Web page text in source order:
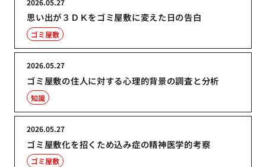
思い出が３ＤＫをゴミ屋敷に変えた日の告白
ゴミ屋敷
ゴミ屋敷の住人に対する心理的背景の調査と分析
2026.05.27
知識
ゴミ屋敷化を招くため込み症の精神医学的考察
2026.05.27
ゴミ屋敷